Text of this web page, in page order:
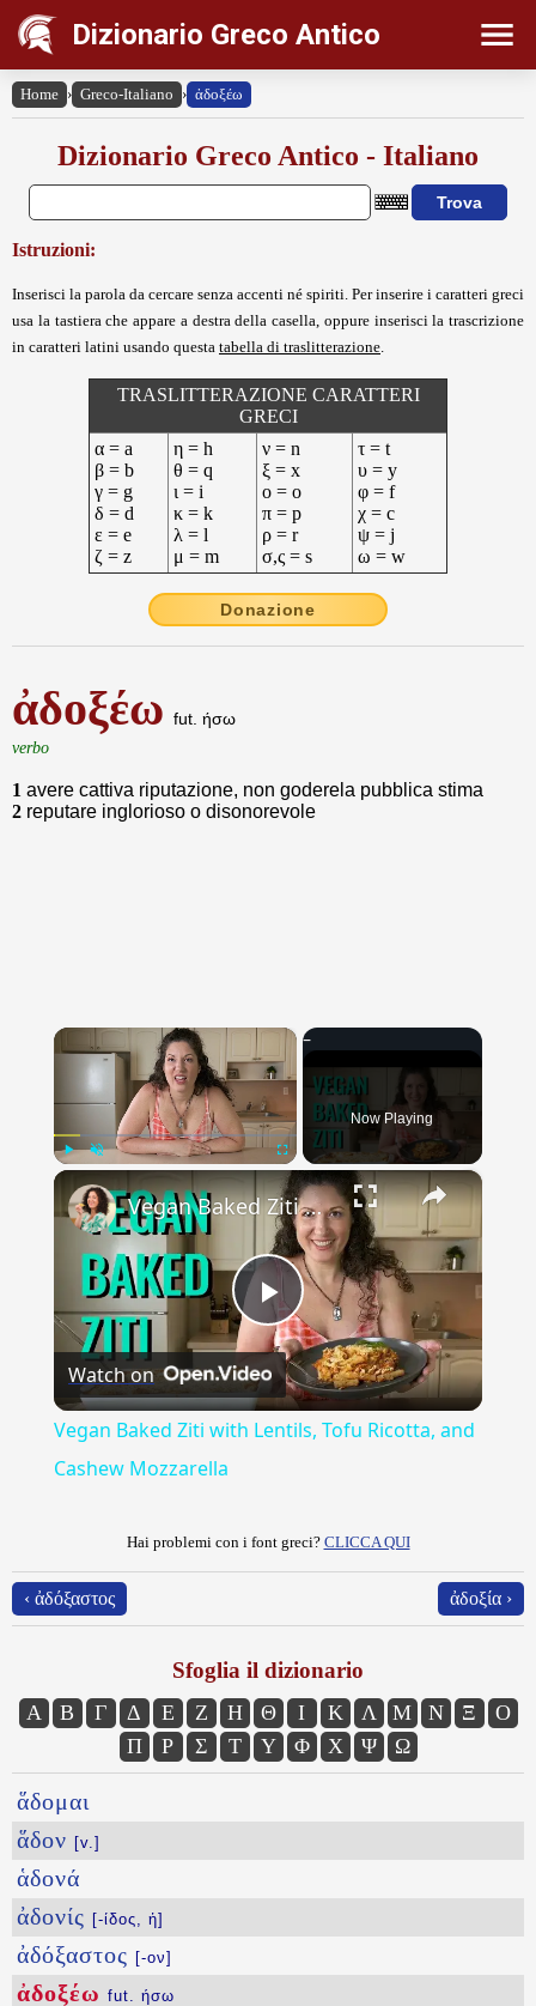
Dizionario Greco Antico
Home › Greco-Italiano › ἀδοξέω
Dizionario Greco Antico - Italiano
Istruzioni:
Inserisci la parola da cercare senza accenti né spiriti. Per inserire i caratteri greci
usa la tastiera che appare a destra della casella, oppure inserisci la trascrizione
in caratteri latini usando questa tabella di traslitterazione
TRASLITTERAZIONE CARATTERI
GRECI
α = a
β = b
γ = g
δ = d
ε = e
ζ = z
η = h
θ = q
ι = i
κ = k
λ = l
μ = m
ν = n
ξ = x
ο = o
π = p
ρ = r
σ,ς = s
τ = t
υ = y
φ = f
χ = c
ψ = j
ω = w
Donazione
ἀδοξέω fut. ήσω
verbo
1 avere cattiva riputazione, non goderela pubblica stima
2 reputare inglorioso o disonorevole
×
Fullscreen
Now Playing
×
Play
Video
Vegan Baked Ziti with Lentils, Tofu Ricotta, and Cashew Mozzarella
Watch on
Vegan Baked Ziti with Lentils, Tofu Ricotta, and
Cashew Mozzarella
Hai problemi con i font greci? CLICCA QUI
‹ ἀδόξαστος ἀδοξία ›
Sfoglia il dizionario
Α Β Γ Δ Ε Ζ Η Θ Ι Κ Λ Μ Ν Ξ
Ο
Π
Ρ Σ Τ Υ Φ Χ Ψ Ω
ἅδομαι
ἅδον [v.]
ἁδονά
ἀδονίς [-ίδος, ἡ]
ἀδόξαστος [-ον]
ἀδοξέω fut. ήσω